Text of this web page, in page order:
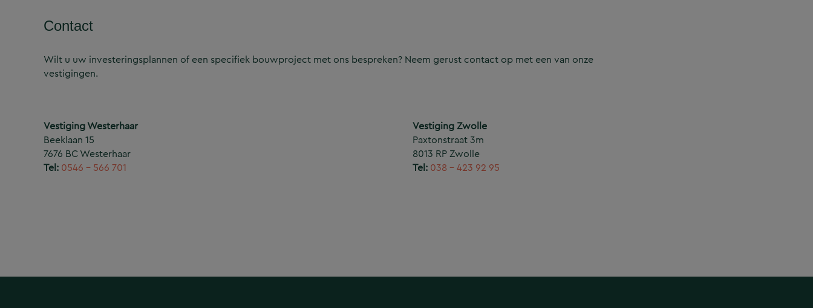
Contact
Wilt u uw investeringsplannen of een specifiek bouwproject met ons bespreken? Neem gerust contact op met een van onze
vestigingen.
Vestiging Westerhaar
Beeklaan 15
7676 BC Westerhaar
Tel: 0546 – 566 701
Vestiging Zwolle
Paxtonstraat 3m
8013 RP Zwolle
Tel: 038 – 423 92 95